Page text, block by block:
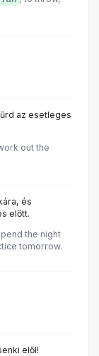
az esetleges
out the
és
előtt.
the night
tomorrow.
elől!